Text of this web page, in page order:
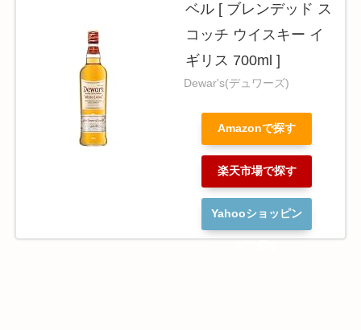
ベル [ ブレンデッド ス
コッチ ウイスキー イ
ギリス 700ml ]
Dewar's(デュワーズ)
Amazonで探す
楽天市場で探す
Yahooショッピン